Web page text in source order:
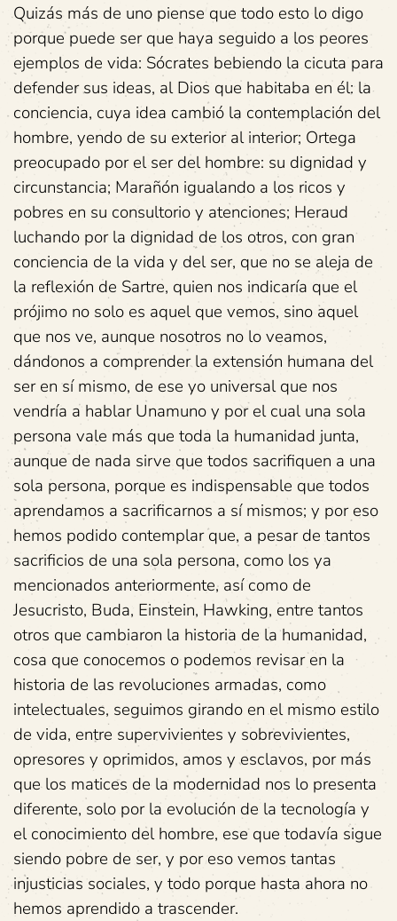
Quizás más de uno piense que todo esto lo digo
porque puede ser que haya seguido a los peores
ejemplos de vida: Sócrates bebiendo la cicuta para
defender sus ideas, al Dios que habitaba en él: la
conciencia, cuya idea cambió la contemplación del
hombre, yendo de su exterior al interior; Ortega
preocupado por el ser del hombre: su dignidad y
circunstancia; Marañón igualando a los ricos y
pobres en su consultorio y atenciones; Heraud
luchando por la dignidad de los otros, con gran
conciencia de la vida y del ser, que no se aleja de
la reflexión de Sartre, quien nos indicaría que el
prójimo no solo es aquel que vemos, sino aquel
que nos ve, aunque nosotros no lo veamos,
dándonos a comprender la extensión humana del
ser en sí mismo, de ese yo universal que nos
vendría a hablar Unamuno y por el cual una sola
persona vale más que toda la humanidad junta,
aunque de nada sirve que todos sacrifiquen a una
sola persona, porque es indispensable que todos
aprendamos a sacrificarnos a sí mismos; y por eso
hemos podido contemplar que, a pesar de tantos
sacrificios de una sola persona, como los ya
mencionados anteriormente, así como de
Jesucristo, Buda, Einstein, Hawking, entre tantos
otros que cambiaron la historia de la humanidad,
cosa que conocemos o podemos revisar en la
historia de las revoluciones armadas, como
intelectuales, seguimos girando en el mismo estilo
de vida, entre supervivientes y sobrevivientes,
opresores y oprimidos, amos y esclavos, por más
que los matices de la modernidad nos lo presenta
diferente, solo por la evolución de la tecnología y
el conocimiento del hombre, ese que todavía sigue
siendo pobre de ser, y por eso vemos tantas
injusticias sociales, y todo porque hasta ahora no
hemos aprendido a trascender.